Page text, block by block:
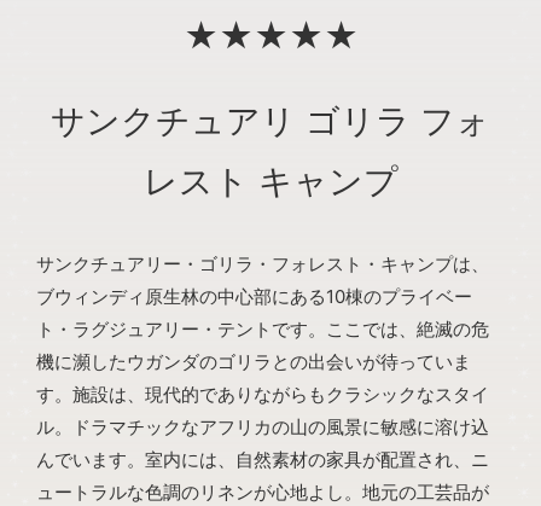
★★★★★
サンクチュアリ ゴリラ フォ
レスト キャンプ
サンクチュアリー・ゴリラ・フォレスト・キャンプは、
ブウィンディ原生林の中心部にある10棟のプライベー
ト・ラグジュアリー・テントです。ここでは、絶滅の危
機に瀕したウガンダのゴリラとの出会いが待っていま
す。施設は、現代的でありながらもクラシックなスタイ
ル。ドラマチックなアフリカの山の風景に敏感に溶け込
んでいます。室内には、自然素材の家具が配置され、ニ
ュートラルな色調のリネンが心地よし。地元の工芸品が